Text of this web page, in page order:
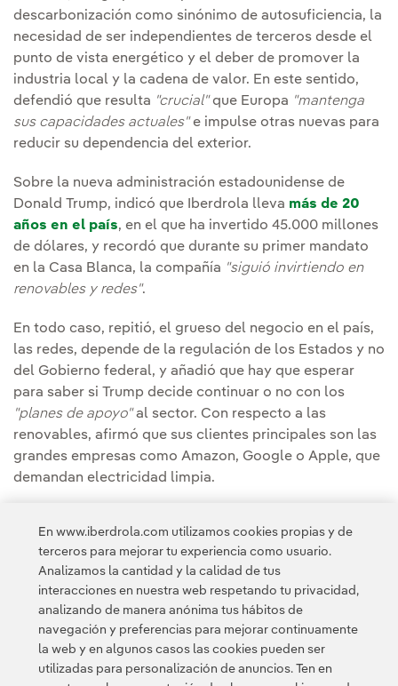
descarbonización como sinónimo de autosuficiencia, la
necesidad de ser independientes de terceros desde el
punto de vista energético y el deber de promover la
industria local y la cadena de valor. En este sentido,
defendió que resulta "crucial"que Europa "mantenga
sus capacidades actuales"e impulse otras nuevas para
reducir su dependencia del exterior.
Sobre la nueva administración estadounidense de
Donald Trump, indicó que Iberdrola lleva más de 20
años en el país, en el que ha invertido 45.000 millones
de dólares, y recordó que durante su primer mandato
en la Casa Blanca, la compañía "siguió invirtiendo en
renovables y redes".
En todo caso, repitió, el grueso del negocio en el país,
las redes, depende de la regulación de los Estados y no
del Gobierno federal, y añadió que hay que esperar
para saber si Trump decide continuar o no con los
"planes de apoyo"al sector. Con respecto a las
renovables, afirmó que sus clientes principales son las
grandes empresas como Amazon, Google o Apple, que
demandan electricidad limpia.
Economy. How can the energy transition drive growth
and cohesion?".
En www.iberdrola.com utilizamos cookies propias y de
terceros para mejorar tu experiencia como usuario.
Analizamos la cantidad y la calidad de tus
interacciones en nuestra web respetando tu privacidad,
analizando de manera anónima tus hábitos de
navegación y preferencias para mejorar continuamente
la web y en algunos casos las cookies pueden ser
utilizadas para personalización de anuncios. Ten en